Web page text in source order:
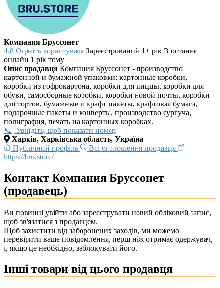
Компания Бруссонет
4.8 Оцініть користувача Зареєстрований 1+ рік В останнє
онлайн 1 рік тому
Опис продавця Компания Бруссонет - производство
картонной и бумажной упаковки: картонные коробки,
коробки из гофрокартона, коробки для пиццы, коробки для
обуви, самосборные коробки, коробки новой почты, коробки
для тортов, бумажные и крафт-пакеты, крафтовая бумага,
подарочные пакеты и конверты, производство сургуча,
полиграфия, печать на картонных коробках.
Увійдіть, щоб показати номер
Харків, Харківська область, Україна
Публічний профіль
Всі оголошення продавця
https://bru.store/
Контакт Компания Бруссонет
(продавець)
Ви повинні увійти або зареєструвати новий обліковий запис,
щоб зв'язатися з продавцем.
Щоб захистити від заборонених заходів, ми можемо
перевірити ваше повідомлення, перш ніж отримає одержувач,
і, якщо це необхідно, заблокувати його.
Інші товари від цього продавця